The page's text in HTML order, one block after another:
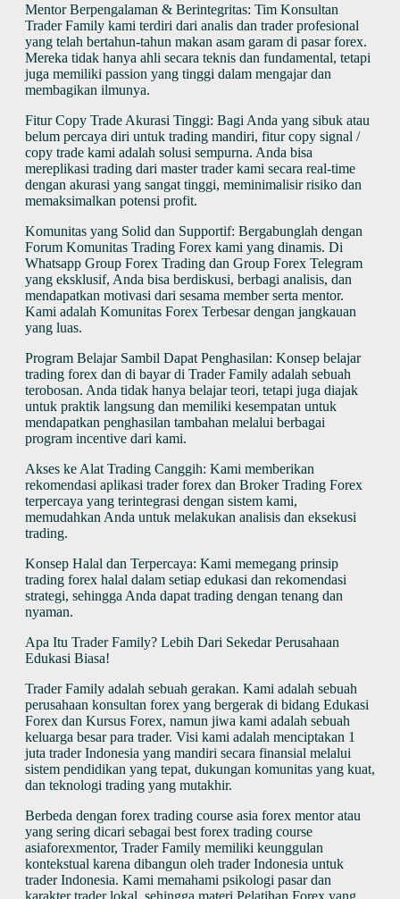
Mentor Berpengalaman & Berintegritas: Tim Konsultan
Trader Family kami terdiri dari analis dan trader profesional
yang telah bertahun-tahun makan asam garam di pasar forex.
Mereka tidak hanya ahli secara teknis dan fundamental, tetapi
juga memiliki passion yang tinggi dalam mengajar dan
membagikan ilmunya.
Fitur Copy Trade Akurasi Tinggi: Bagi Anda yang sibuk atau
belum percaya diri untuk trading mandiri, fitur copy signal /
copy trade kami adalah solusi sempurna. Anda bisa
mereplikasi trading dari master trader kami secara real-time
dengan akurasi yang sangat tinggi, meminimalisir risiko dan
memaksimalkan potensi profit.
Komunitas yang Solid dan Supportif: Bergabunglah dengan
Forum Komunitas Trading Forex kami yang dinamis. Di
Whatsapp Group Forex Trading dan Group Forex Telegram
yang eksklusif, Anda bisa berdiskusi, berbagi analisis, dan
mendapatkan motivasi dari sesama member serta mentor.
Kami adalah Komunitas Forex Terbesar dengan jangkauan
yang luas.
Program Belajar Sambil Dapat Penghasilan: Konsep belajar
trading forex dan di bayar di Trader Family adalah sebuah
terobosan. Anda tidak hanya belajar teori, tetapi juga diajak
untuk praktik langsung dan memiliki kesempatan untuk
mendapatkan penghasilan tambahan melalui berbagai
program incentive dari kami.
Akses ke Alat Trading Canggih: Kami memberikan
rekomendasi aplikasi trader forex dan Broker Trading Forex
terpercaya yang terintegrasi dengan sistem kami,
memudahkan Anda untuk melakukan analisis dan eksekusi
trading.
Konsep Halal dan Terpercaya: Kami memegang prinsip
trading forex halal dalam setiap edukasi dan rekomendasi
strategi, sehingga Anda dapat trading dengan tenang dan
nyaman.
Apa Itu Trader Family? Lebih Dari Sekedar Perusahaan
Edukasi Biasa!
Trader Family adalah sebuah gerakan. Kami adalah sebuah
perusahaan konsultan forex yang bergerak di bidang Edukasi
Forex dan Kursus Forex, namun jiwa kami adalah sebuah
keluarga besar para trader. Visi kami adalah menciptakan 1
juta trader Indonesia yang mandiri secara finansial melalui
sistem pendidikan yang tepat, dukungan komunitas yang kuat,
dan teknologi trading yang mutakhir.
Berbeda dengan forex trading course asia forex mentor atau
yang sering dicari sebagai best forex trading course
asiaforexmentor, Trader Family memiliki keunggulan
kontekstual karena dibangun oleh trader Indonesia untuk
trader Indonesia. Kami memahami psikologi pasar dan
karakter trader lokal, sehingga materi Pelatihan Forex yang